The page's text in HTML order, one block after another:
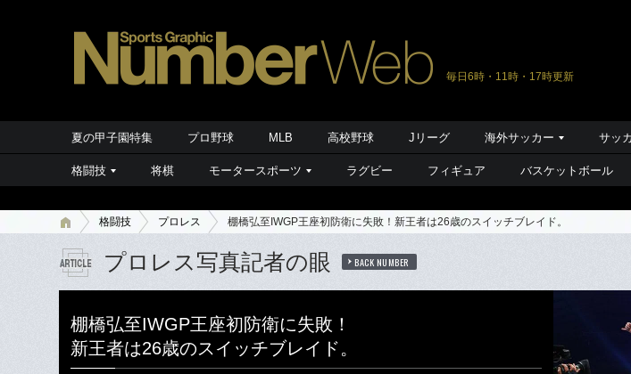
毎日6時・11時・17時更新
夏の甲子園特集 プロ野球 MLB 高校野球 Jリーグ 海外サッカー サッ
格闘技 将棋 モータースポーツ ラグビー フィギュア バスケットボール
格闘技 プロレス 棚橋弘至IWGP王座初防衛に失敗！新王者は26歳のスイッチブレイド。
プロレス写真記者の眼 BACK NUMBER
棚橋弘至IWGP王座初防衛に失敗！
新王者は26歳のスイッチブレイド。